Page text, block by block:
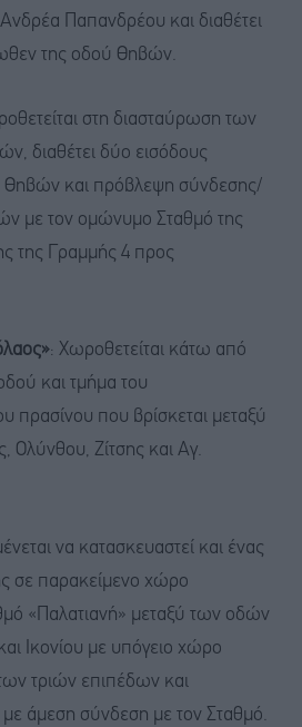
Παπανδρέου και διαθέτει
της οδού Θηβών.
στη διασταύρωση των
διαθέτει δύο εισόδους
Θηβών και πρόβλεψη σύνδεσης/
με τον ομώνυμο Σταθμό της
της Γραμμής 4 προς
: Χωροθετείται κάτω από
και τμήμα του
που βρίσκεται μεταξύ
Ζίτσης και Αγ.
να κατασκευαστεί και ένας
σε παρακείμενο χώρο
«Παλατιανή» μεταξύ των οδών
Ικονίου με υπόγειο χώρο
τριών επιπέδων και
με άμεση σύνδεση με τον Σταθμό.